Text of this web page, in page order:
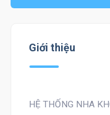
Giới thiệu
HỆ THỐNG NHA